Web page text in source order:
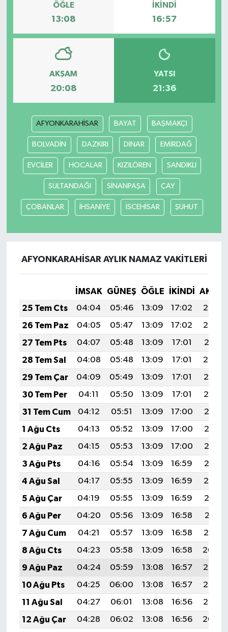
ÖĞLE
13:08
İKINDI
16:57
AKŞAM
20:08
YATSI
21:36
AFYONKARAHİSAR BAYAT BAŞMAKÇI
BOLVADİN DAZKIRI DİNAR EMİRDAĞ
EVCİLER HOCALAR KIZILÖREN SANDIKLI
SULTANDAĞI SİNANPAŞA ÇAY
ÇOBANLAR İHSANİYE İSCEHİSAR ŞUHUT
AFYONKARAHİSAR AYLIK NAMAZ VAKITLERI
İMSAK GÜNEŞ ÖĞLE İKINDI
25 Tem Cts
04:04 05:46 13:09 17:02
20:23
26 Tem Paz
04:05 05:47 13:09 17:02
20:22
27 Tem Pts
04:07 05:48 13:09 17:01
20:21
28 Tem Sal
04:08 05:48 13:09 17:01
20:20
29 Tem Çar
04:09 05:49 13:09 17:01
20:19
30 Tem Per
04:11 05:50 13:09 17:01
20:19
31 Tem Cum
04:12 05:51 13:09 17:00
20:18
1 Ağu Cts
04:13 05:52 13:09 17:00
20:17
2 Ağu Paz
04:15 05:53 13:09 17:00
20:16
3 Ağu Pts
04:16 05:54 13:09 16:59
20:15
4 Ağu Sal
04:17 05:55 13:09 16:59
20:14
5 Ağu Çar
04:19 05:55 13:09 16:59
20:12
6 Ağu Per
04:20 05:56 13:09 16:58
20:11
7 Ağu Cum
04:21 05:57 13:09 16:58
20:10
8 Ağu Cts
04:23 05:58 13:09 16:58
20:09
9 Ağu Paz
04:24 05:59 13:08 16:57
20:08
10 Ağu Pts
04:25 06:00 13:08 16:57
20:07
11 Ağu Sal
04:27 06:01 13:08 16:56
20:06
12 Ağu Çar
04:28 06:02 13:08 16:56
20:04